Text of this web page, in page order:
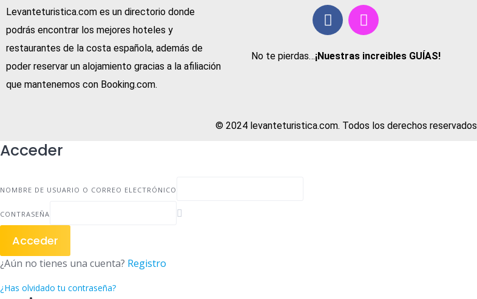
Levanteturistica.com es un directorio donde
podrás encontrar los mejores hoteles y
restaurantes de la costa española, además de
poder reservar un alojamiento gracias a la afiliación
que mantenemos con Booking.com.
No te pierdas…¡Nuestras increibles GUÍAS!
© 2024 levanteturistica.com. Todos los derechos reservados
Acceder
NOMBRE DE USUARIO O CORREO ELECTRÓNICO
CONTRASEÑA
Acceder
¿Aún no tienes una cuenta? Registro
¿Has olvidado tu contraseña?